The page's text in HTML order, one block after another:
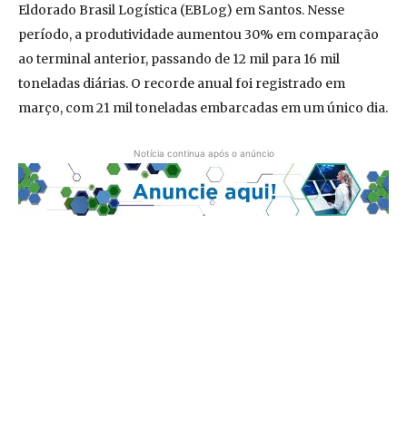
Eldorado Brasil Logística (EBLog) em Santos. Nesse
período, a produtividade aumentou 30% em comparação
ao terminal anterior, passando de 12 mil para 16 mil
toneladas diárias. O recorde anual foi registrado em
março, com 21 mil toneladas embarcadas em um único dia.
Notícia continua após o anúncio